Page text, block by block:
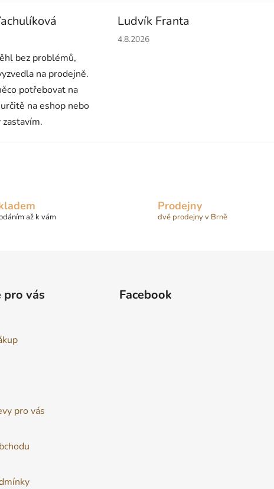
je 5 z 5 hvězdiček.
bez problémů,
na prodejně.
potřebovat na
na eshop nebo
Ludvík Franta
Hodnocení obchodu je 5 z 5 hvězdiček.
4.8.2026
až k vám
Prodejny
dvě prodejny v Brně
pro vás
pro vás
Facebook